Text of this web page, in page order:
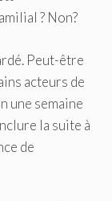
? Non?
Peut-être
acteurs de
une semaine
la suite à
de